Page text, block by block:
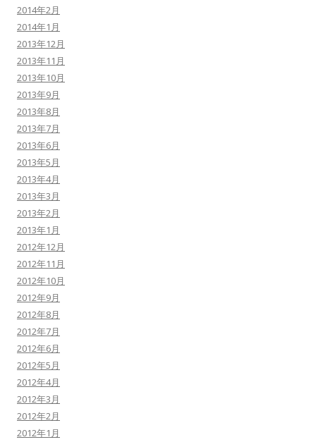
2014年2月
2014年1月
2013年12月
2013年11月
2013年10月
2013年9月
2013年8月
2013年7月
2013年6月
2013年5月
2013年4月
2013年3月
2013年2月
2013年1月
2012年12月
2012年11月
2012年10月
2012年9月
2012年8月
2012年7月
2012年6月
2012年5月
2012年4月
2012年3月
2012年2月
2012年1月